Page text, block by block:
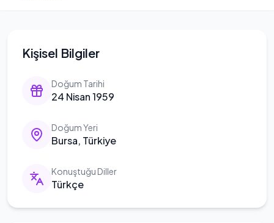
Kişisel Bilgiler
Doğum Tarihi
24 Nisan 1959
Doğum Yeri
Bursa, Türkiye
Konuştuğu Diller
Türkçe